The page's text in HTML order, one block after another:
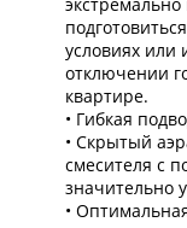
условиях или
отключении
квартире.
• Гибкая
• Скрытый
смесителя с
значительно
•